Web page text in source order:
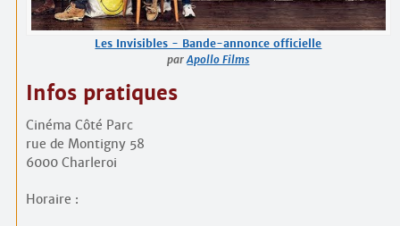
Les Invisibles - Bande-annonce officielle
parApollo Films
Infos pratiques
Cinéma Côté Parc
rue de Montigny 58
6000 Charleroi
Horaire :